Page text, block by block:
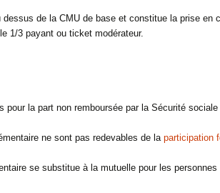
de la CMU de base et constitue la prise en
1/3 payant ou ticket modérateur.
la part non remboursée par la Sécurité
ne sont pas redevables de laparticipation
se substitue à la mutuelle pour les personnes